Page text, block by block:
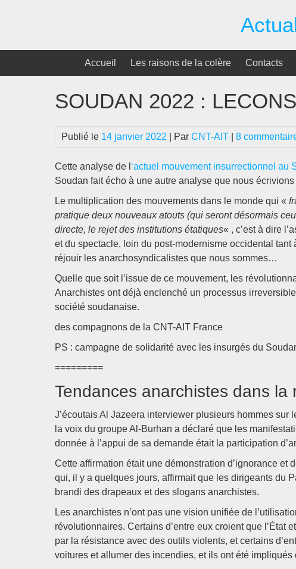
Accueil Les raisons de la colère Contacts
SOUDAN 2022 :
Publié le 14 janvier 2022 | Par CNT-AIT 8
Cette analyse de l ‘actuel mouvement insurrectionnel au
Soudan fait écho à une autre analyse que nous
Le multiplication des mouvements dans le monde qui «
pratique deux nouveaux atouts (qui seront désormais
directe, le rejet des institutions étatiques« , c’est à dire
et du spectacle, loin du post-modernisme occidental
réjouir les anarchosyndicalistes que nous sommes…
Quelle que soit l’issue de ce mouvement, les
Anarchistes ont déjà enclenché un processus
société soudanaise.
des compagnons de la CNT-AIT France
PS : campagne de solidarité avec les insurgés du
=========
Tendances anarchistes dans la
J’écoutais Al Jazeera interviewer plusieurs hommes sur
la voix du groupe Al-Burhan a déclaré que les
donnée à l’appui de sa demande était la participation
Cette affirmation était une démonstration d’ignorance
qui, il y a quelques jours, affirmait que les dirigeants du
brandi des drapeaux et des slogans anarchistes.
Les anarchistes n’ont pas une vision unifiée de
révolutionnaires. Certains d’entre eux croient que l’État
par la résistance avec des outils violents, et certains
voitures et allumer des incendies, et ils ont été